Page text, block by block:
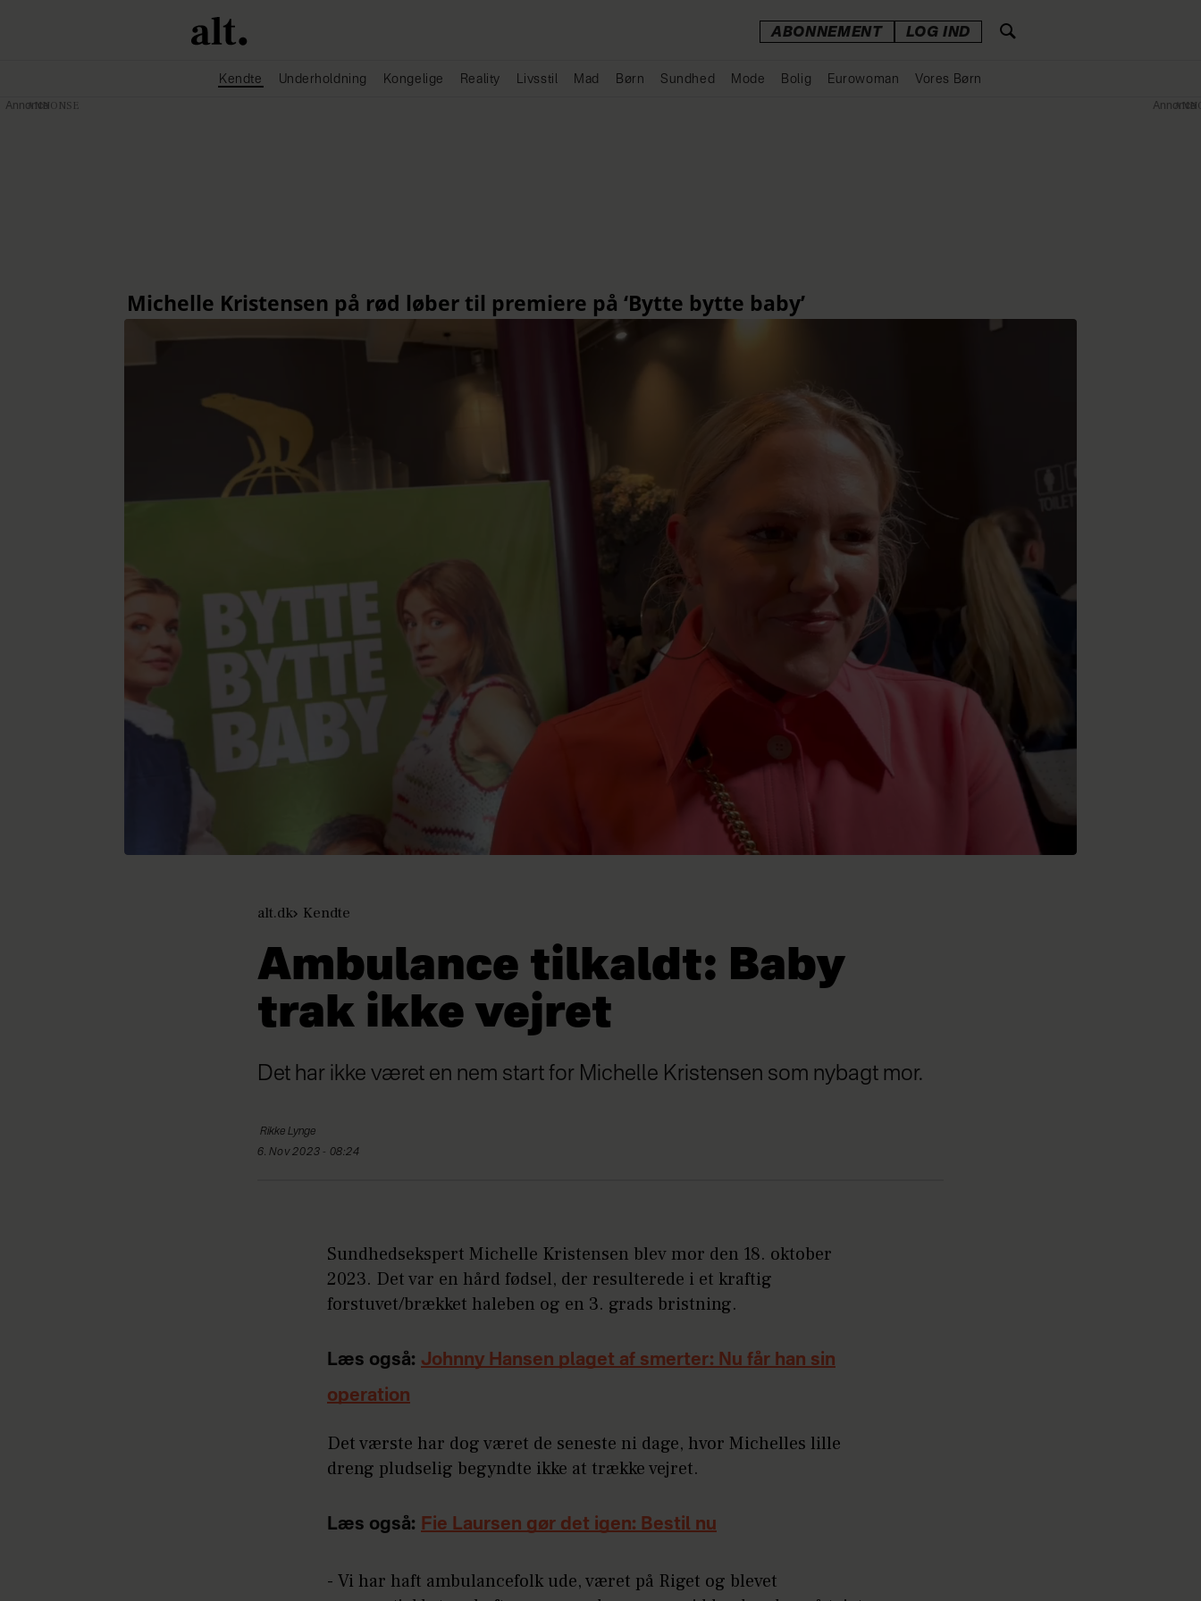
ABONNEMENT LOG IND
Kendte Underholdning Kongelige Reality Livsstil Mad Børn Sundhed Mode Bolig Eurowoman Vores Børn
alt.dk Kendte
Ambulance tilkaldt: Baby
trak ikke vejret
Det har ikke været en nem start for Michelle Kristensen som nybagt mor.
Rikke Lynge
6. Nov 2023 - 08:24
Sundhedsekspert Michelle Kristensen blev mor den 18. oktober
2023. Det var en hård fødsel, der resulterede i et kraftig
forstuvet/brækket haleben og en 3. grads bristning.
Læs også: Johnny Hansen plaget af smerter: Nu får han sin
operation
Det værste har dog været de seneste ni dage, hvor Michelles lille
dreng pludselig begyndte ikke at trække vejret.
Læs også: Fie Laursen gør det igen: Bestil nu
- Vi har haft ambulancefolk ude, været på Riget og blevet
Annonce Annonce